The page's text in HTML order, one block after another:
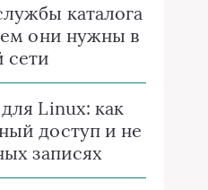
каталога
они нужны в
сети
Linux: как
доступ и не
записях